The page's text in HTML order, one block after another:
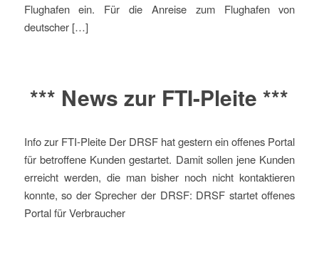
Flughafen ein. Für die Anreise zum Flughafen von
deutscher […]
*** News zur FTI-Pleite ***
Info zur FTI-Pleite Der DRSF hat gestern ein offenes Portal
für betroffene Kunden gestartet. Damit sollen jene Kunden
erreicht werden, die man bisher noch nicht kontaktieren
konnte, so der Sprecher der DRSF: DRSF startet offenes
Portal für Verbraucher